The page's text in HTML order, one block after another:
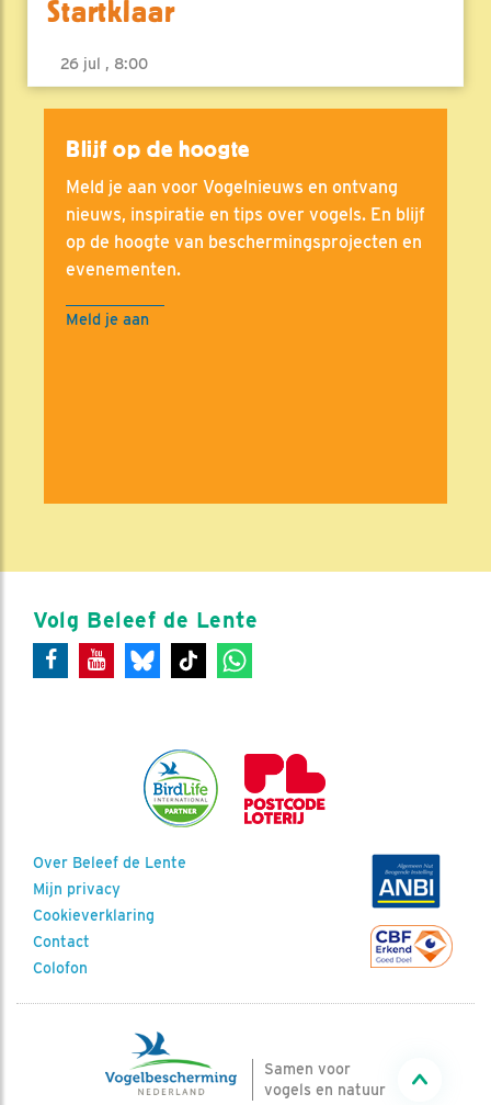
Startklaar
26 jul , 8:00
Blijf op de hoogte
Meld je aan voor Vogelnieuws en ontvang
nieuws, inspiratie en tips over vogels. En blijf
op de hoogte van beschermingsprojecten en
evenementen.
Meld je aan
Volg Beleef de Lente
Over Beleef de Lente
Mijn privacy
Cookieverklaring
Contact
Colofon
Samen voor
vogels en natuur